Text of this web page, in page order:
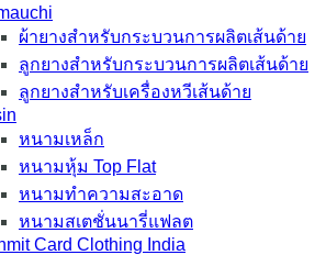
ผ้ายางสำหรับกระบวนการผลิตเส้นด้าย
ลูกยางสำหรับกระบวนการผลิตเส้นด้าย
ลูกยางสำหรับเครื่องหวีเส้นด้าย
หนามเหล็ก
หนามหุ้ม Top Flat
หนามทำความสะอาด
หนามสเตชั่นนารี่แฟลต
Card Clothing India